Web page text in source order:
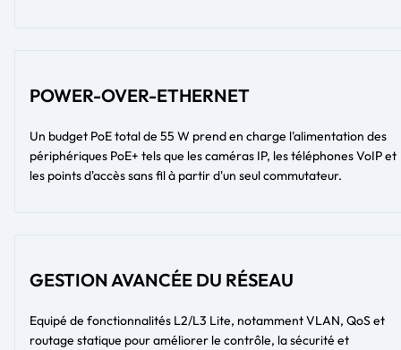
POWER-OVER-ETHERNET
Un budget PoE total de 55 W prend en charge l'alimentation des
périphériques PoE+ tels que les caméras IP, les téléphones VoIP et
les points d'accès sans fil à partir d'un seul commutateur.
GESTION AVANCÉE DU RÉSEAU
Equipé de fonctionnalités L2/L3 Lite, notamment VLAN, QoS et
routage statique pour améliorer le contrôle, la sécurité et